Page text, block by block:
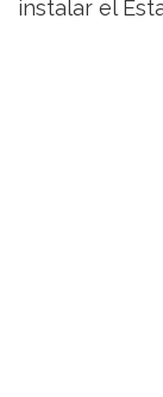
instalar el